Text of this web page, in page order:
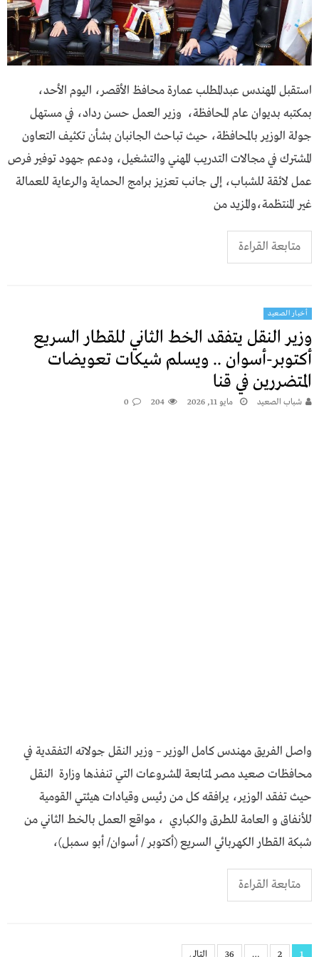
استقبل المهندس عبدالمطلب عمارة محافظ الأقصر، اليوم الأحد،
بمكتبه بديوان عام المحافظة، وزير العمل حسن رداد، في مستهل
جولة الوزير بالمحافظة، حيث تباحث الجانبان بشأن تكثيف التعاون
المشترك في مجالات التدريب المهني والتشغيل، ودعم جهود توفير فرص
عمل لائقة للشباب، إلى جانب تعزيز برامج الحماية والرعاية للعمالة
غير المنتظمة،والمزيد من
متابعة القراءة
أخبار الصعيد
وزير النقل يتفقد الخط الثاني للقطار السريع
أكتوبر-أسوان .. ويسلم شيكات تعويضات
المتضررين في قنا
شباب الصعيد مايو 11, 2026 204
0
واصل الفريق مهندس كامل الوزير – وزير النقل جولاته التفقدية في
محافظات صعيد مصر لمتابعة المشروعات التي تنفذها وزارة النقل
حيث تفقد الوزير، يرافقه كل من رئيس وقيادات هيئتي القومية
للأنفاق و العامة للطرق والكباري ، مواقع العمل بالخط الثاني من
شبكة القطار الكهربائي السريع (أكتوبر / أسوان/ أبو سمبل)،
متابعة القراءة
1
2
…
36 التالي